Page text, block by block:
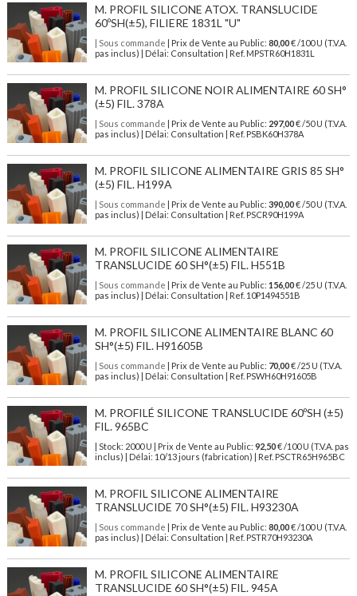
M. PROFIL SILICONE ATOX. TRANSLUCIDE
60ºSH(±5), FILIERE 1831L "U"
| Sous commande | Prix de Vente au Public: 80,00€ /100 U (T.V.A.
pas inclus) | Délai: Consultation | Ref. MPSTR60H1831L
M. PROFIL SILICONE NOIR ALIMENTAIRE 60 SH°
(±5) FIL. 378A
| Sous commande | Prix de Vente au Public: 297,00€ /50 U (T.V.A.
pas inclus) | Délai: Consultation | Ref. PSBK60H378A
M. PROFIL SILICONE ALIMENTAIRE GRIS 85 SH°
(±5) FIL. H199A
| Sous commande | Prix de Vente au Public: 390,00€ /50 U (T.V.A.
pas inclus) | Délai: Consultation | Ref. PSCR90H199A
M. PROFIL SILICONE ALIMENTAIRE
TRANSLUCIDE 60 SH°(±5) FIL. H551B
| Sous commande | Prix de Vente au Public: 156,00€ /25 U (T.V.A.
pas inclus) | Délai: Consultation | Ref. 10P1494551B
M. PROFIL SILICONE ALIMENTAIRE BLANC 60
SH°(±5) FIL. H91605B
| Sous commande | Prix de Vente au Public: 70,00€ /25 U (T.V.A.
pas inclus) | Délai: Consultation | Ref. PSWH60H91605B
M. PROFILÉ SILICONE TRANSLUCIDE 60ºSH (±5)
FIL. 965BC
| Stock: 2000 U | Prix de Vente au Public: 92,50€/100 U (T.V.A. pas
inclus)
| Délai: 10/13 jours (fabrication) | Ref. PSCTR65H965BC
M. PROFIL SILICONE ALIMENTAIRE
TRANSLUCIDE 70 SH°(±5) FIL. H93230A
| Sous commande | Prix de Vente au Public: 80,00€ /100 U (T.V.A.
pas inclus) | Délai: Consultation | Ref. PSTR70H93230A
M. PROFIL SILICONE ALIMENTAIRE
TRANSLUCIDE 60 SH°(±5) FIL. 945A